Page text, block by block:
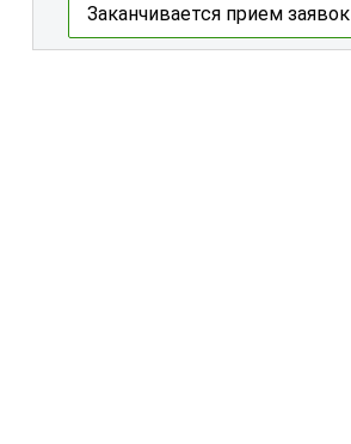
Заканчивается прием заявок